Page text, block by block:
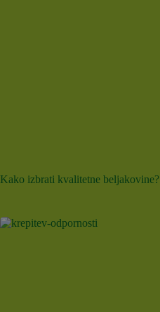
Kako izbrati kvalitetne beljakovine?